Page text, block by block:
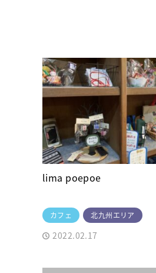
lima poepoe
カフェ 北九州エリア
2022.02.17